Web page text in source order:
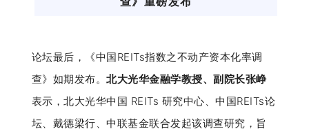
论坛最后，《中国REITs指数之不动产资本化率调
查》如期发布。北大光华金融学教授、副院长张峥
表示，北大光华中国 REITs 研究中心、中国REITs论
坛、戴德梁行、中联基金联合发起该调查研究，旨